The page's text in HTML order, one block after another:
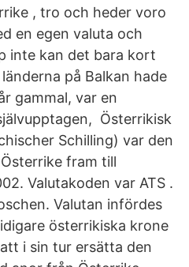
, tro och heder voro
en egen valuta och
inte kan det bara kort
på Balkan hade
gammal, var en
Österrikisk
Schilling) var den
fram till
Valutakoden var ATS .
Valutan infördes
österrikiska krone
i sin tur ersätta den